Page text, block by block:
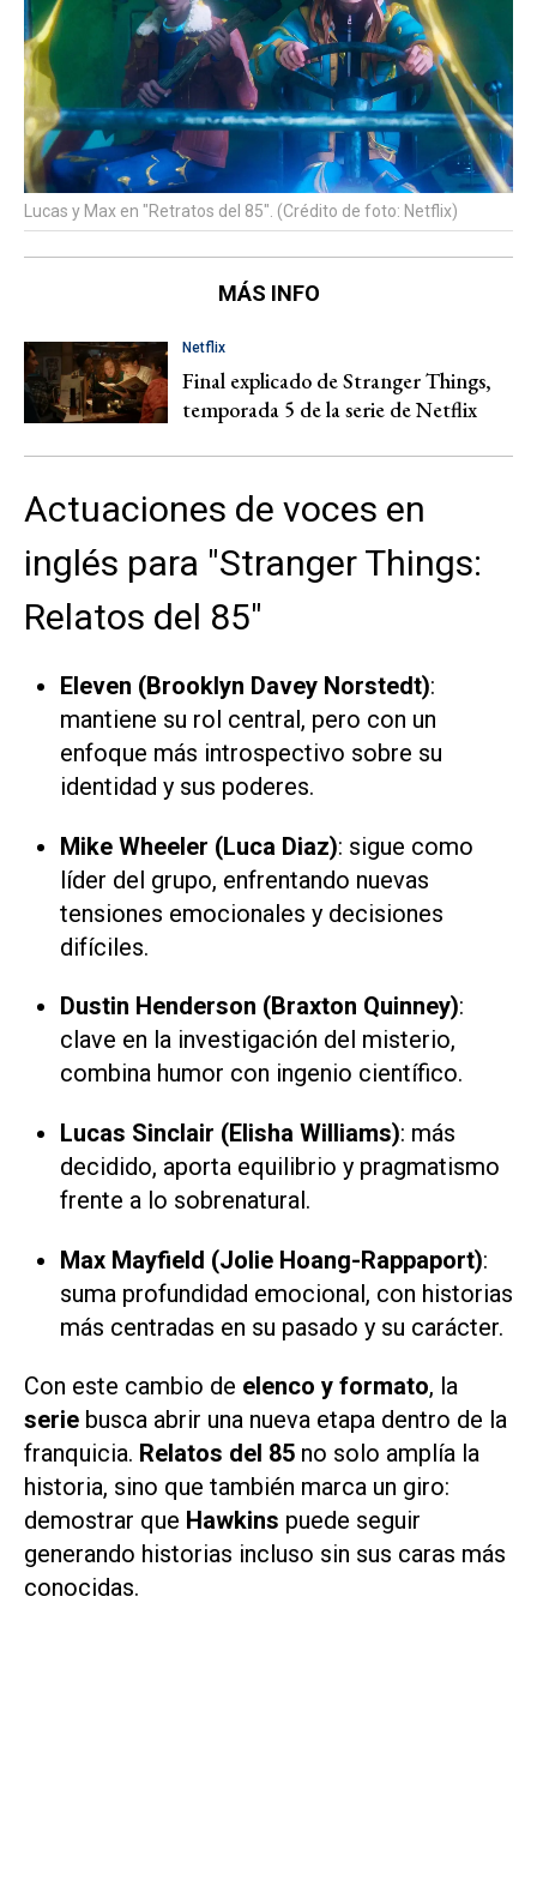
Lucas y Max en "Retratos del 85". (Crédito de foto: Netflix)
MÁS INFO
Netflix
Final explicado de Stranger Things,
temporada 5 de la serie de Netflix
Actuaciones de voces en
inglés para "Stranger Things:
Relatos del 85"
Eleven (Brooklyn Davey Norstedt):
mantiene su rol central, pero con un
enfoque más introspectivo sobre su
identidad y sus poderes.
Mike Wheeler (Luca Diaz): sigue como
líder del grupo, enfrentando nuevas
tensiones emocionales y decisiones
difíciles.
Dustin Henderson (Braxton Quinney):
clave en la investigación del misterio,
combina humor con ingenio científico.
Lucas Sinclair (Elisha Williams): más
decidido, aporta equilibrio y pragmatismo
frente a lo sobrenatural.
Max Mayfield (Jolie Hoang-Rappaport):
suma profundidad emocional, con historias
más centradas en su pasado y su carácter.
Con este cambio de elenco y formato, la
serie busca abrir una nueva etapa dentro de la
franquicia. Relatos del 85 no solo amplía la
historia, sino que también marca un giro:
demostrar que Hawkins puede seguir
generando historias incluso sin sus caras más
conocidas.